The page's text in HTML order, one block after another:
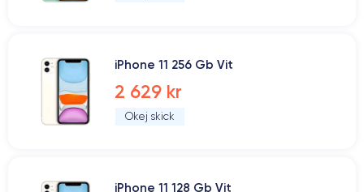
iPhone 11 256 Gb Vit
2 629 kr
Okej skick
iPhone 11 128 Gb Vit